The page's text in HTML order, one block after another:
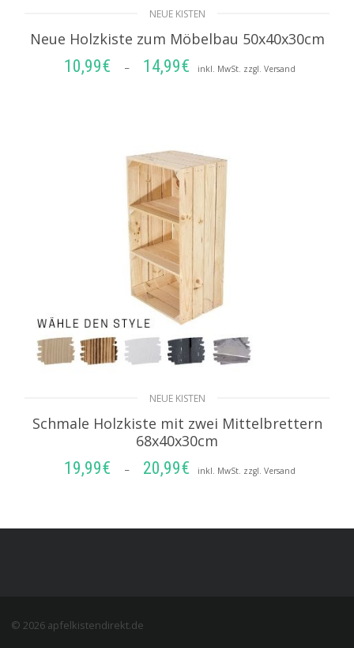
NEUE KISTEN
Neue Holzkiste zum Möbelbau 50x40x30cm
10,99€ – 14,99€
Preisspanne:
inkl. MwSt. zzgl. Versand
NEUE KISTEN
Schmale Holzkiste mit zwei Mittelbrettern
68x40x30cm
19,99€ – 20,99€
Preisspanne:
inkl. MwSt. zzgl. Versand
© 2026 apfelkistendirekt.de